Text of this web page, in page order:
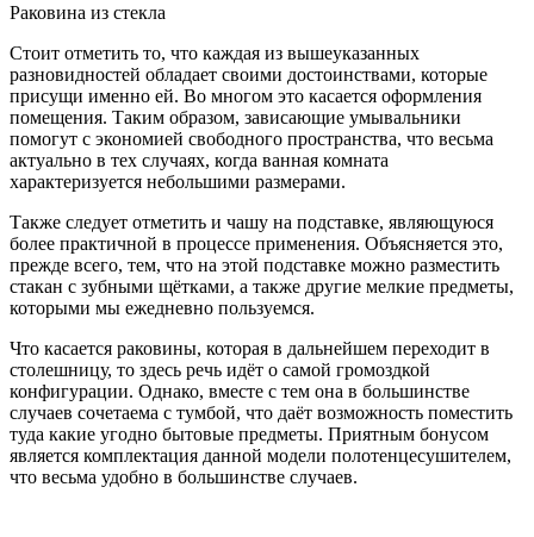
Раковина из стекла
Стоит отметить то, что каждая из вышеуказанных
разновидностей обладает своими достоинствами, которые
присущи именно ей. Во многом это касается оформления
помещения. Таким образом, зависающие умывальники
помогут с экономией свободного пространства, что весьма
актуально в тех случаях, когда ванная комната
характеризуется небольшими размерами.
Также следует отметить и чашу на подставке, являющуюся
более практичной в процессе применения. Объясняется это,
прежде всего, тем, что на этой подставке можно разместить
стакан с зубными щётками, а также другие мелкие предметы,
которыми мы ежедневно пользуемся.
Что касается раковины, которая в дальнейшем переходит в
столешницу, то здесь речь идёт о самой громоздкой
конфигурации. Однако, вместе с тем она в большинстве
случаев сочетаема с тумбой, что даёт возможность поместить
туда какие угодно бытовые предметы. Приятным бонусом
является комплектация данной модели полотенцесушителем,
что весьма удобно в большинстве случаев.